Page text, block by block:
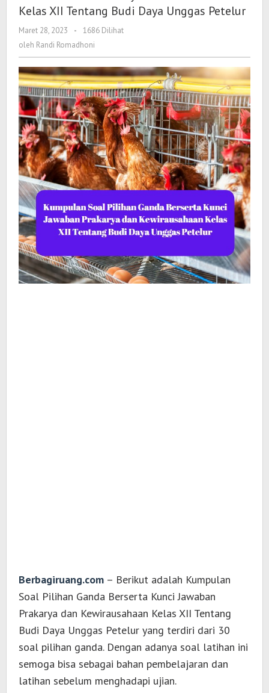
Kunci
Jawaban
Kewirausahaan
Kelas
XII
Tentang
Budi
Daya
Unggas
Petelur
Kelas XII Tentang Budi Daya Unggas Petelur
Maret 28, 2023
oleh
Randi
-
1686 Dilihat
oleh Randi Romadhoni
Berbagiruang.com – Berikut adalah Kumpulan
Soal Pilihan Ganda Berserta Kunci Jawaban
Prakarya dan Kewirausahaan Kelas XII Tentang
Budi Daya Unggas Petelur yang terdiri dari 30
soal pilihan ganda. Dengan adanya soal latihan ini
semoga bisa sebagai bahan pembelajaran dan
latihan sebelum menghadapi ujian.